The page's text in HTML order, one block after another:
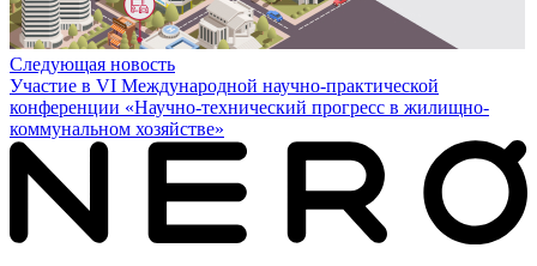
Следующая новость
Участие в VI Международной научно-практической
конференции «Научно-технический прогресс в жилищно-
коммунальном хозяйстве»